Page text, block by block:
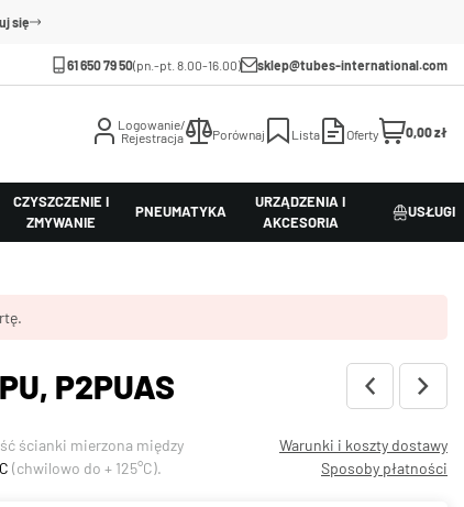
się
61 650 79 50(pn.-pt. 8.00-16.00) sklep@tubes-international.com
Logowanie/
Rejestracja
Porównaj Lista Oferty 0,00 zł
CZYSZCZENIE I
ZMYWANIE
PNEUMATYKA
URZĄDZENIA I
AKCESORIA
USŁUGI
P2PUAS
ścianki mierzona między
(chwilowo do + 125°C).
Warunki i koszty dostawy
Sposoby płatności